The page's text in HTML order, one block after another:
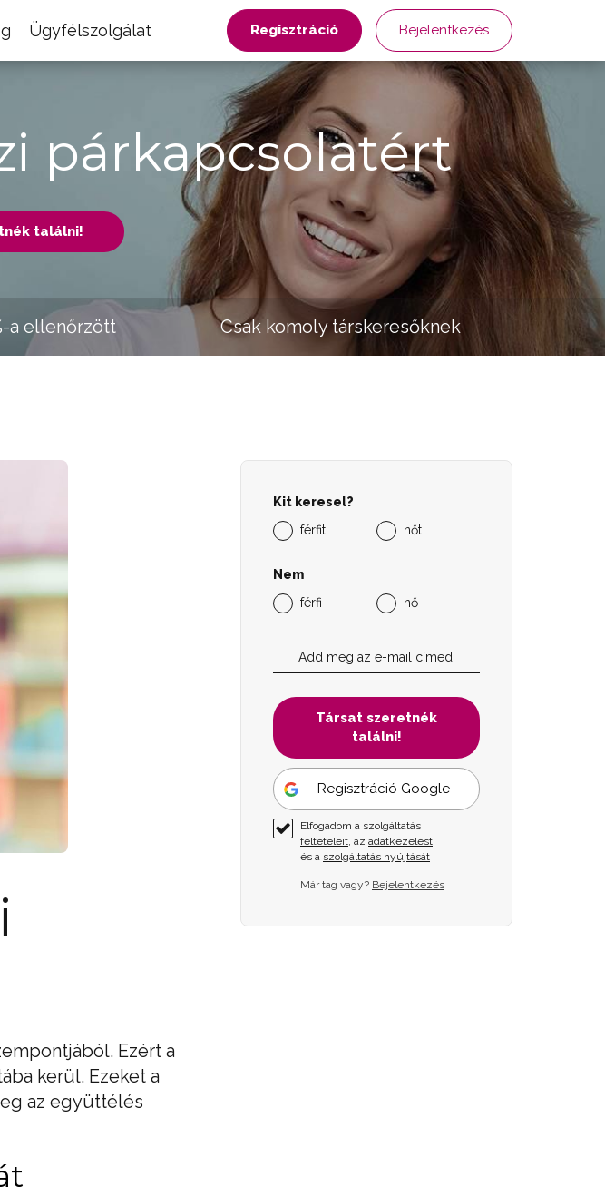
Ügyfélszolgálat Regisztráció Bejelentkezés
párkapcsolatért
találni!
a ellenőrzött Csak komoly társkeresőknek
Ezért a
kerül. Ezeket a
az együttélés
Kit keresel?
férfit
nőt
Nem
férfi
nő
Társat szeretnék
találni!
Regisztráció Google
Elfogadom a szolgáltatás
feltételeit, az adatkezelést
és a szolgáltatás nyújtását
Már tag vagy? Bejelentkezés